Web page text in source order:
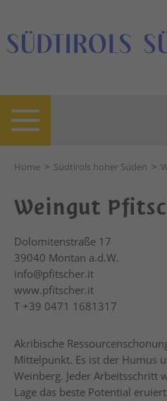
Home > Südtirols hoher Süden >
Weingut
Dolomitenstraße 17
39040 Montan a.d.W.
info@pfitscher.it
www.pfitscher.it
T +39 0471 1681317
Akribische
Mittelpunkt. Es ist der Humus
Weinberg. Jeder Arbeitsschritt
Lage das beste Potential